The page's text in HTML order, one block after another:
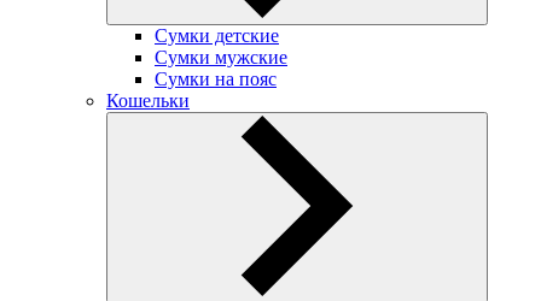
Сумки детские
Сумки мужские
Сумки на пояс
Кошельки